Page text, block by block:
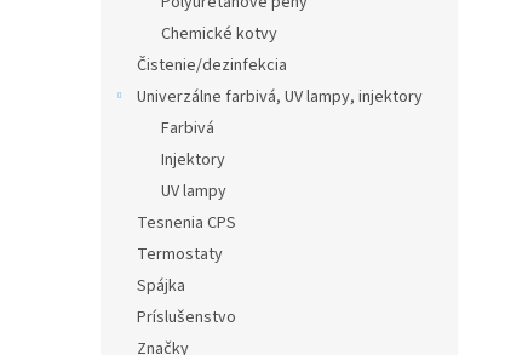
Chemické kotvy
Čistenie/dezinfekcia
Univerzálne farbivá, UV lampy, injektory
Farbivá
Injektory
UV lampy
Tesnenia CPS
Termostaty
Spájka
Príslušenstvo
Značky